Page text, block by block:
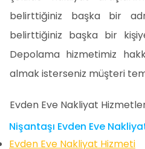
belirttiğiniz başka bir
belirttiğiniz başka bir
Depolama hizmetimiz
almak isterseniz müşteri
Evden Eve Nakliyat
Nişantaşı Evden Eve
Evden Eve Nakliyat Hizmeti